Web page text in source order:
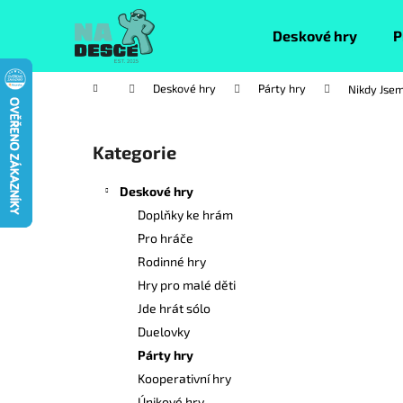
Deskové hry
Domů Deskové hry Párty hry Nikdy
Přeskočit
kategorie
Kategorie
Deskové hry
Doplňky ke hrám
Pro hráče
Rodinné hry
Hry pro malé děti
Jde hrát sólo
Duelovky
Párty hry
Kooperativní hry
š
í
k
Zpět
do
Zpět
do